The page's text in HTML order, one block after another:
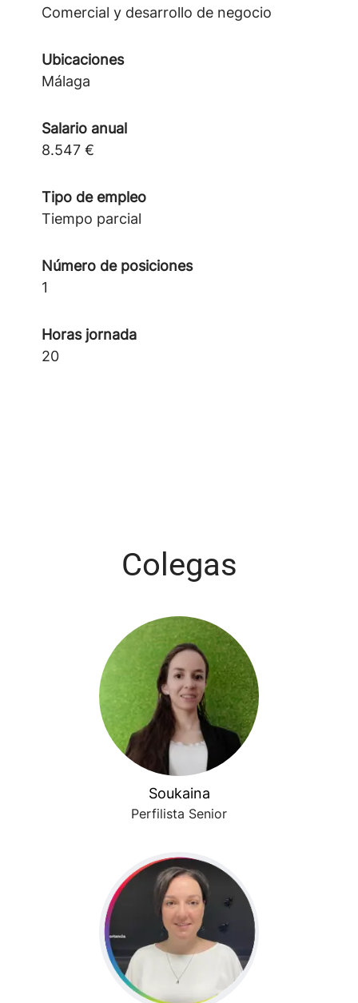
Comercial y desarrollo de negocio
Ubicaciones
Málaga
Salario anual
8.547 €
Tipo de empleo
Tiempo parcial
Número de posiciones
1
Horas jornada
20
Colegas
Soukaina
Perfilista Senior